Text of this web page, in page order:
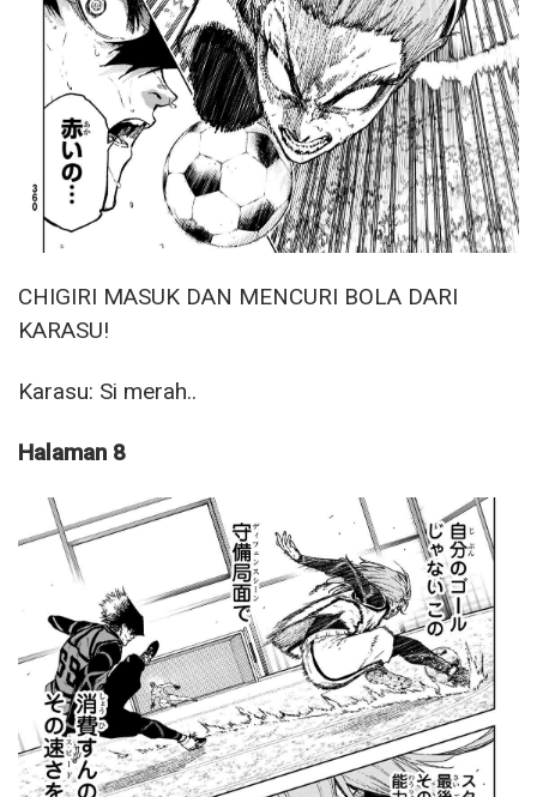
CHIGIRI MASUK DAN MENCURI BOLA DARI
KARASU!
Karasu: Si merah..
Halaman 8